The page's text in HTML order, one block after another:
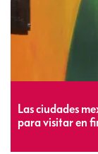
Las ciudades
para visitar en